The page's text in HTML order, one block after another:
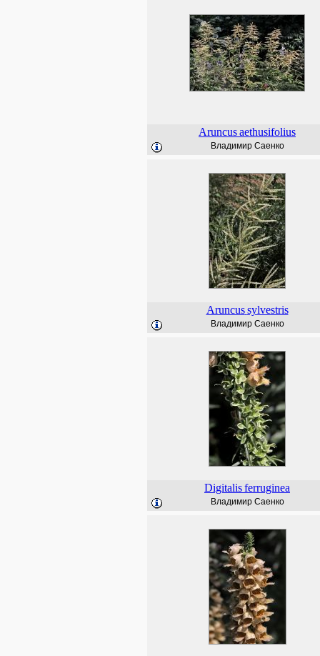
Aruncusaethusifolius
Владимир Саенко
Aruncus sylvestris
Владимир Саенко
Digitalisferruginea
Владимир Саенко